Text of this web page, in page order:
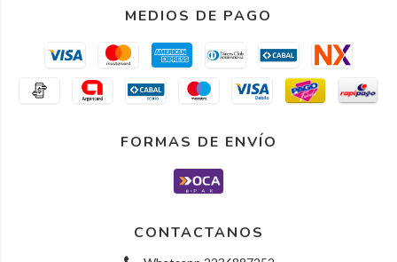
MEDIOS DE PAGO
FORMAS DE ENVÍO
CONTACTANOS